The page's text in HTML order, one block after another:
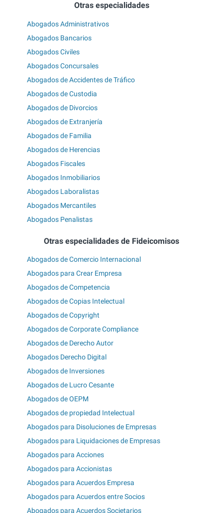
Otras especialidades
Abogados Administrativos
Abogados Bancarios
Abogados Civiles
Abogados Concursales
Abogados de Accidentes de Tráfico
Abogados de Custodia
Abogados de Divorcios
Abogados de Extranjería
Abogados de Familia
Abogados de Herencias
Abogados Fiscales
Abogados Inmobiliarios
Abogados Laboralistas
Abogados Mercantiles
Abogados Penalistas
Otras especialidades de Fideicomisos
Abogados de Comercio Internacional
Abogados para Crear Empresa
Abogados de Competencia
Abogados de Copias Intelectual
Abogados de Copyright
Abogados de Corporate Compliance
Abogados de Derecho Autor
Abogados Derecho Digital
Abogados de Inversiones
Abogados de Lucro Cesante
Abogados de OEPM
Abogados de propiedad Intelectual
Abogados para Disoluciones de Empresas
Abogados para Liquidaciones de Empresas
Abogados para Acciones
Abogados para Accionistas
Abogados para Acuerdos Empresa
Abogados para Acuerdos entre Socios
Abogados para Acuerdos Societarios